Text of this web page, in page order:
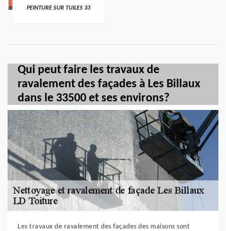
PEINTURE SUR TUILES 33
Qui peut faire les travaux de
ravalement des façades à Les Billaux
dans le 33500 et ses environs?
Les travaux de ravalement des façades des maisons sont